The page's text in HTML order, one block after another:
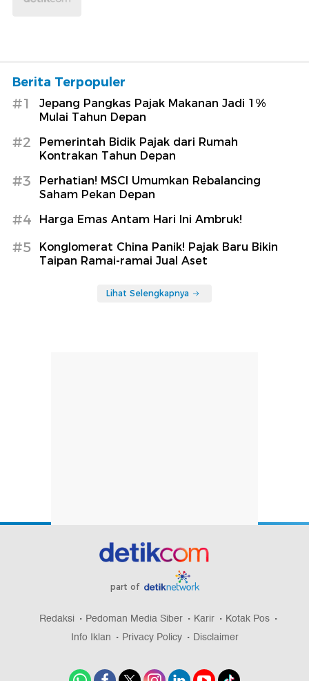
Berita Terpopuler
#1
Jepang Pangkas Pajak Makanan Jadi 1%
Mulai Tahun Depan
#2
Pemerintah Bidik Pajak dari Rumah
Kontrakan Tahun Depan
#3
Perhatian! MSCI Umumkan Rebalancing
Saham Pekan Depan
#4 Harga Emas Antam Hari Ini Ambruk!
#5
Konglomerat China Panik! Pajak Baru Bikin
Taipan Ramai-ramai Jual Aset
Lihat Selengkapnya
part of
Redaksi Pedoman Media Siber Karir
Kotak Pos
Info Iklan
Privacy Policy Disclaimer